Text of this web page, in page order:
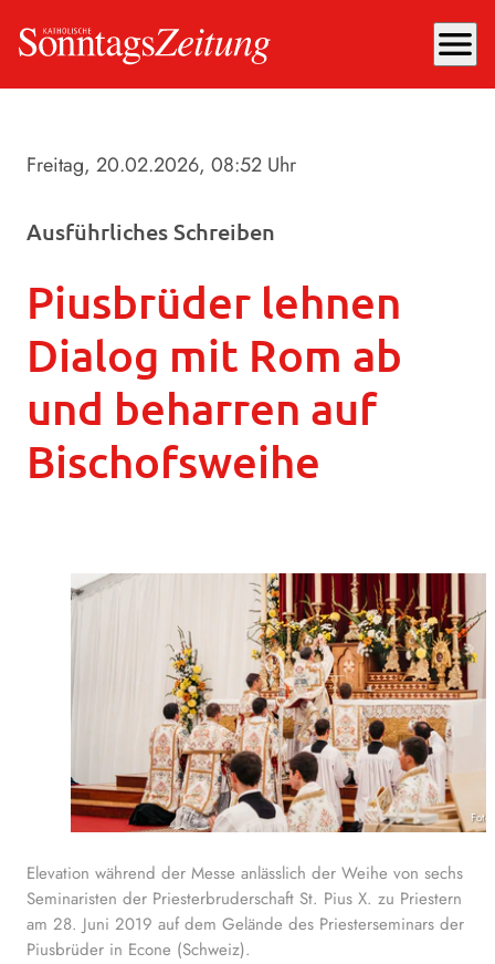
menu
Freitag, 20.02.2026, 08:52 Uhr
Ausführliches Schreiben
Piusbrüder lehnen
Dialog mit Rom ab
und beharren auf
Bischofsweihe
Elevation während der Messe anlässlich der Weihe von sechs
Seminaristen der Priesterbruderschaft St. Pius X. zu Priestern
am 28. Juni 2019 auf dem Gelände des Priesterseminars der
Piusbrüder in Econe (Schweiz).